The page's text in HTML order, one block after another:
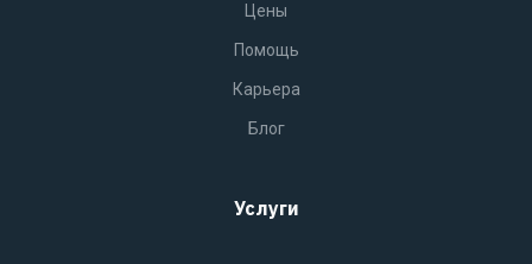
Цены
Помощь
Карьера
Блог
Услуги